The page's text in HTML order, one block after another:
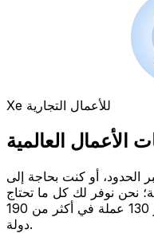
Xe للأعمال التجارية
العالمية
الحدود، أو كنت بحاجة إلى
نحن نوفر لك كل ما تحتاج
إليه. قم بجدولة التحويلات الدولية عبر 130 عملة في أكثر من 190
دولة.